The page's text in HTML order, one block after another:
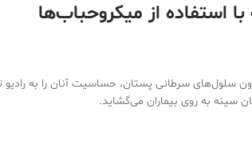
استفاده از میکرو‌حباب‌ها
سلول‌های سرطانی پستان، حساسیت آنان را به رادیو
سینه به روی بیماران می‌گشاید.